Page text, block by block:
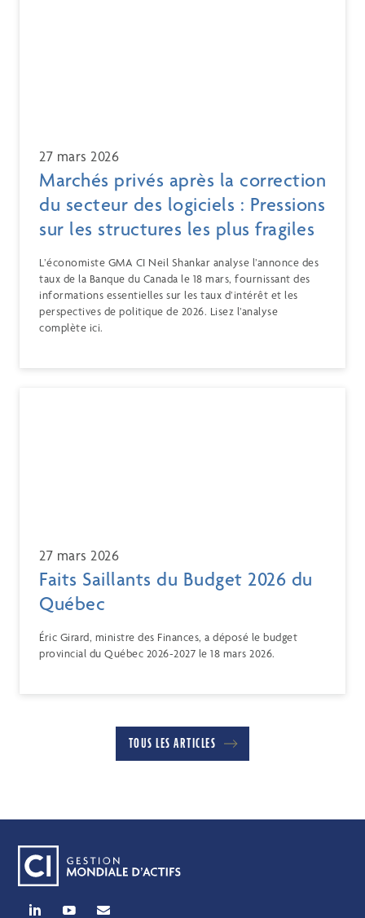
27 mars 2026
Marchés privés après la correction
du secteur des logiciels : Pressions
sur les structures les plus fragiles
L’économiste GMA CI Neil Shankar analyse l’annonce des
taux de la Banque du Canada le 18 mars, fournissant des
informations essentielles sur les taux d’intérêt et les
perspectives de politique de 2026. Lisez l’analyse
complète ici.
27 mars 2026
Faits Saillants du Budget 2026 du
Québec
Éric Girard, ministre des Finances, a déposé le budget
provincial du Québec 2026-2027 le 18 mars 2026.
TOUS LES ARTICLES